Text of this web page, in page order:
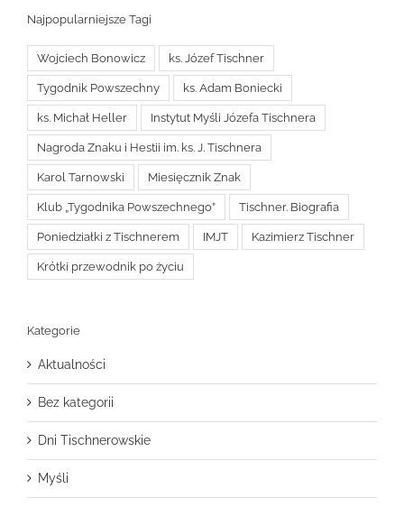
Najpopularniejsze Tagi
Wojciech Bonowicz ks. Józef Tischner
Tygodnik Powszechny ks. Adam Boniecki
ks. Michał Heller Instytut Myśli Józefa Tischnera
Nagroda Znaku i Hestii im. ks. J. Tischnera
Karol Tarnowski Miesięcznik Znak
Klub „Tygodnika Powszechnego” Tischner. Biografia
Poniedziałki z Tischnerem IMJT Kazimierz Tischner
Krótki przewodnik po życiu
Kategorie
Aktualności
Bez kategorii
Dni Tischnerowskie
Myśli